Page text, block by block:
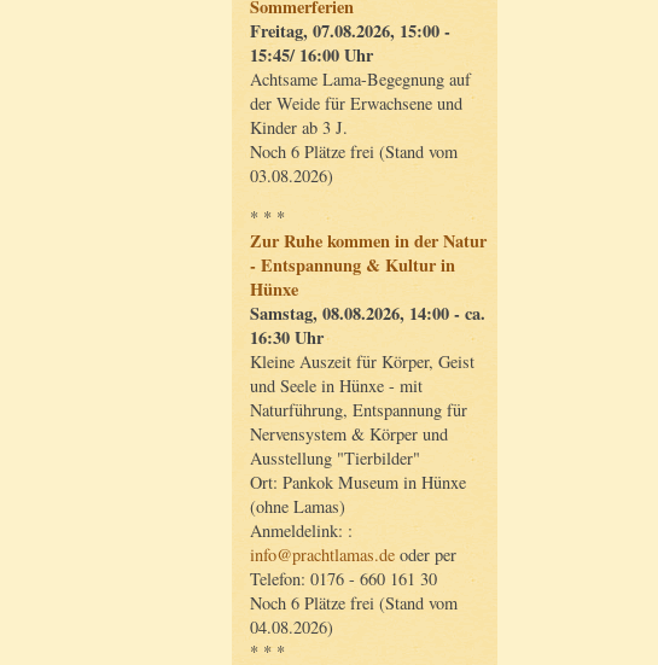
Sommerferien
Freitag, 07.08.2026, 15:00 -
15:45/ 16:00 Uhr
Achtsame Lama-Begegnung auf
der Weide für Erwachsene und
Kinder ab 3 J.
Noch 6 Plätze frei (Stand vom
03.08.2026)
* * *
Zur Ruhe kommen in der Natur
- Entspannung & Kultur in
Hünxe
Samstag, 08.08.2026, 14:00 - ca.
16:30 Uhr
Kleine Auszeit für Körper, Geist
und Seele in Hünxe - mit
Naturführung, Entspannung für
Nervensystem & Körper und
Ausstellung "Tierbilder"
Ort: Pankok Museum in Hünxe
(ohne Lamas)
Anmeldelink: :
info@prachtlamas.de oder per
Telefon: 0176 - 660 161 30
Noch 6 Plätze frei (Stand vom
04.08.2026)
* * *